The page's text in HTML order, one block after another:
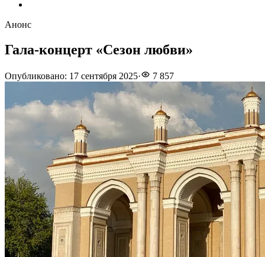
Анонс
Гала-концерт «Сезон любви»
Опубликовано: 17 сентября 2025· 7 857